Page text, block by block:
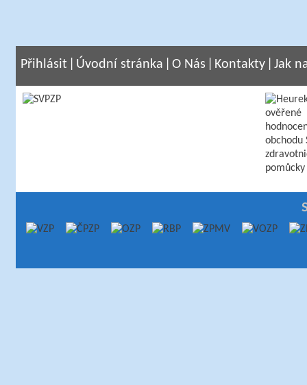
Přihlásit Úvodní stránka O Nás Kontakty Jak